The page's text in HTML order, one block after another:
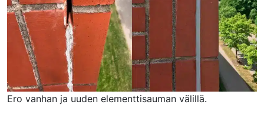
Ero vanhan ja uuden elementtisauman välillä.